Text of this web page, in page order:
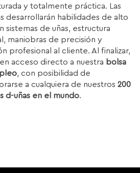
y totalmente práctica. Las
desarrollarán habilidades de alto
sistemas de uñas, estructura
maniobras de precisión y
profesional al cliente. Al finalizar,
acceso directo a nuestra bolsa
, con posibilidad de
a cualquiera de nuestros200
d-uñas en el mundo.